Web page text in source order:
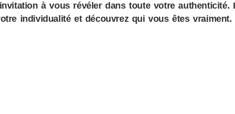
à vous révéler dans toute votre authenticité.
individualité et découvrez qui vous êtes vraiment.